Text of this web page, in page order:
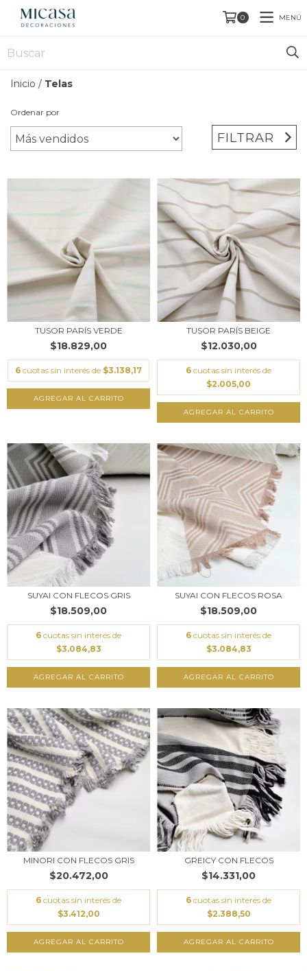
0 MENÚ
Inicio / Telas
Ordenar por
FILTRAR
TUSOR PARÍS VERDE
$18.829,00
6 cuotas sin interés de $3.138,17
TUSOR PARÍS BEIGE
$12.030,00
6 cuotas sin interés de
$2.005,00
SUYAI CON FLECOS GRIS
$18.509,00
6 cuotas sin interés de
$3.084,83
AGREGAR AL CARRITO
SUYAI CON FLECOS ROSA
$18.509,00
6 cuotas sin interés de
$3.084,83
AGREGAR AL CARRITO
MINORI CON FLECOS GRIS
$20.472,00
6 cuotas sin interés de
$3.412,00
AGREGAR AL CARRITO
GREICY CON FLECOS
$14.331,00
6 cuotas sin interés de
$2.388,50
AGREGAR AL CARRITO